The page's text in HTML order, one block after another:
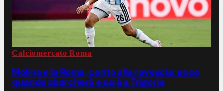
Calciomercato Roma
Molina e la Roma, conto alla rovescia: ecco
quando sbarcherà e sarà a Trigoria